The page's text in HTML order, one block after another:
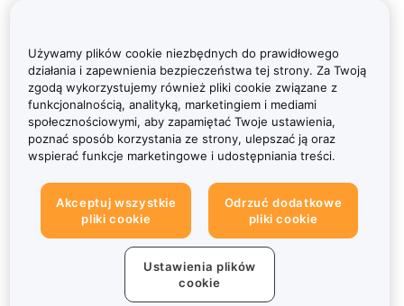
Używamy plików cookie niezbędnych do prawidłowego
działania i zapewnienia bezpieczeństwa tej strony. Za Twoją
zgodą wykorzystujemy również pliki cookie związane z
funkcjonalnością, analityką, marketingiem i mediami
społecznościowymi, aby zapamiętać Twoje ustawienia,
poznać sposób korzystania ze strony, ulepszać ją oraz
wspierać funkcje marketingowe i udostępniania treści.
Akceptuj wszystkie
pliki cookie
Odrzuć dodatkowe
pliki cookie
Ustawienia plików
cookie